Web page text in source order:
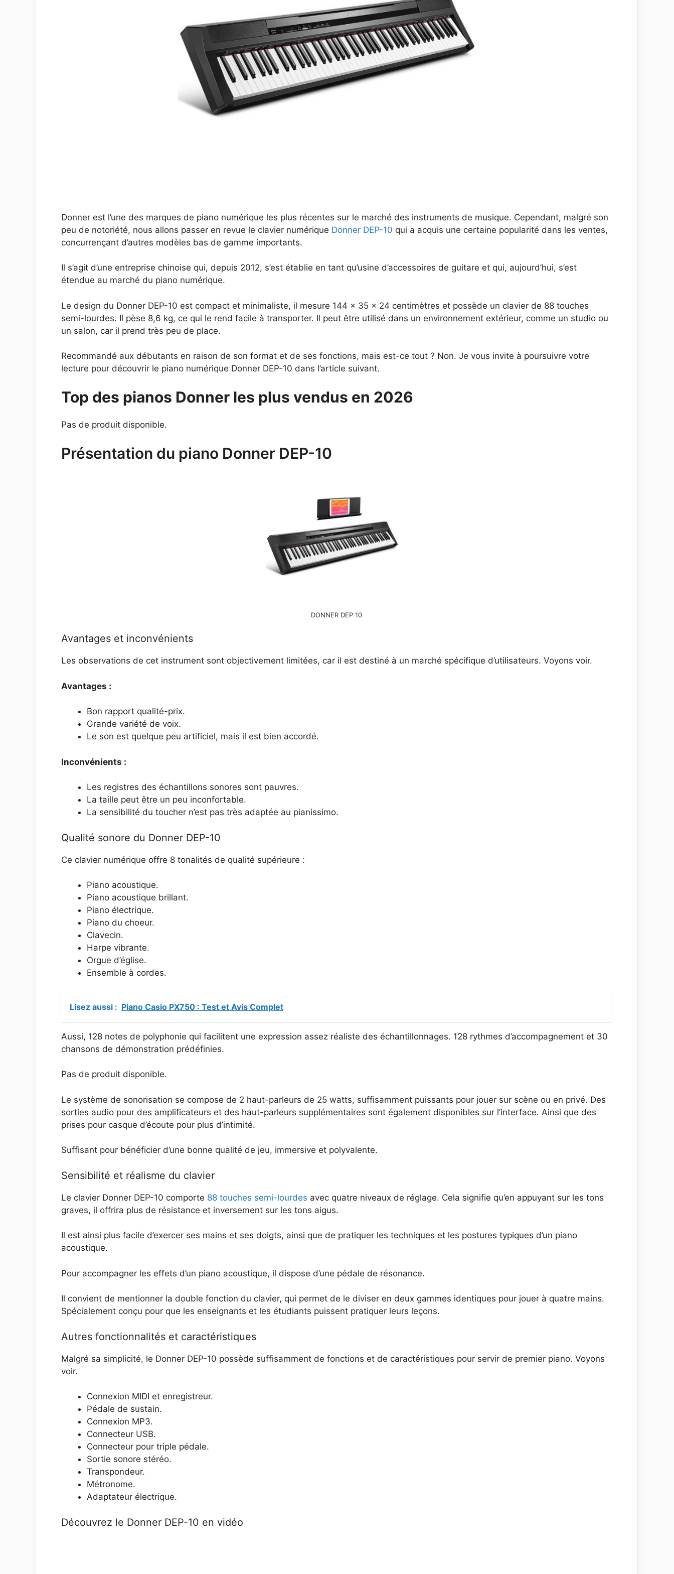
Donner est l’une des marques de piano numérique les plus récentes sur le marché des instruments de musique. Cependant, malgré son
peu de notoriété, nous allons passer en revue le clavier numérique Donner DEP-10 qui a acquis une certaine popularité dans les ventes,
concurrençant d’autres modèles bas de gamme importants.
Il s’agit d’une entreprise chinoise qui, depuis 2012, s’est établie en tant qu’usine d’accessoires de guitare et qui, aujourd’hui, s’est
étendue au marché du piano numérique.
Le design du Donner DEP-10 est compact et minimaliste, il mesure 144 x 35 x 24 centimètres et possède un clavier de 88 touches
semi-lourdes. Il pèse 8,6 kg, ce qui le rend facile à transporter. Il peut être utilisé dans un environnement extérieur, comme un studio ou
un salon, car il prend très peu de place.
Recommandé aux débutants en raison de son format et de ses fonctions, mais est-ce tout ? Non. Je vous invite à poursuivre votre
lecture pour découvrir le piano numérique Donner DEP-10 dans l’article suivant.
Top des pianos Donner les plus vendus en 2026
Pas de produit disponible.
Présentation du piano Donner DEP-10
DONNER DEP 10
Avantages et inconvénients
Les observations de cet instrument sont objectivement limitées, car il est destiné à un marché spécifique d’utilisateurs. Voyons voir.
Avantages :
Bon rapport qualité-prix.
Grande variété de voix.
Le son est quelque peu artificiel, mais il est bien accordé.
Inconvénients :
Les registres des échantillons sonores sont pauvres.
La taille peut être un peu inconfortable.
La sensibilité du toucher n’est pas très adaptée au pianissimo.
Qualité sonore du Donner DEP-10
Ce clavier numérique offre 8 tonalités de qualité supérieure :
Piano acoustique.
Piano acoustique brillant.
Piano électrique.
Piano du choeur.
Clavecin.
Harpe vibrante.
Orgue d’église.
Ensemble à cordes.
Lisez aussi : Piano Casio PX750 : Test et Avis Complet
Aussi, 128 notes de polyphonie qui facilitent une expression assez réaliste des échantillonnages. 128 rythmes d’accompagnement et 30
chansons de démonstration prédéfinies.
Pas de produit disponible.
Le système de sonorisation se compose de 2 haut-parleurs de 25 watts, suffisamment puissants pour jouer sur scène ou en privé. Des
sorties audio pour des amplificateurs et des haut-parleurs supplémentaires sont également disponibles sur l’interface. Ainsi que des
prises pour casque d’écoute pour plus d’intimité.
Suffisant pour bénéficier d’une bonne qualité de jeu, immersive et polyvalente.
Sensibilité et réalisme du clavier
Le clavier Donner DEP-10 comporte 88 touches semi-lourdes avec quatre niveaux de réglage. Cela signifie qu’en appuyant sur les tons
graves, il offrira plus de résistance et inversement sur les tons aigus.
Il est ainsi plus facile d’exercer ses mains et ses doigts, ainsi que de pratiquer les techniques et les postures typiques d’un piano
acoustique.
Pour accompagner les effets d’un piano acoustique, il dispose d’une pédale de résonance.
Il convient de mentionner la double fonction du clavier, qui permet de le diviser en deux gammes identiques pour jouer à quatre mains.
Spécialement conçu pour que les enseignants et les étudiants puissent pratiquer leurs leçons.
Autres fonctionnalités et caractéristiques
Malgré sa simplicité, le Donner DEP-10 possède suffisamment de fonctions et de caractéristiques pour servir de premier piano. Voyons
voir.
Connexion MIDI et enregistreur.
Pédale de sustain.
Connexion MP3.
Connecteur USB.
Connecteur pour triple pédale.
Sortie sonore stéréo.
Transpondeur.
Métronome.
Adaptateur électrique.
Découvrez le Donner DEP-10 en vidéo